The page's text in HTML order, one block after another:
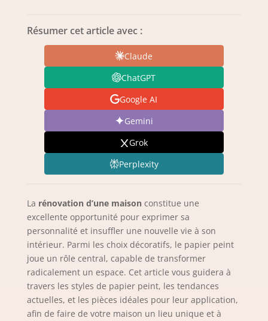
Résumer cet article avec :
Claude
ChatGPT
Google AI
Gemini
Grok
Perplexity
La rénovation d’une maison constitue une
excellente opportunité pour exprimer sa
personnalité et insuffler une nouvelle vie à son
intérieur. Parmi les choix décoratifs, le papier peint
joue un rôle central, capable de transformer
radicalement un espace. Cet article vous guidera à
travers les styles de papier peint, les tendances
actuelles, et les pièces idéales pour leur application,
afin de faire de votre maison un lieu unique et à